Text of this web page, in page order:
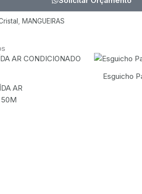
MANGUEIRAS
AR
50M
Esguicho